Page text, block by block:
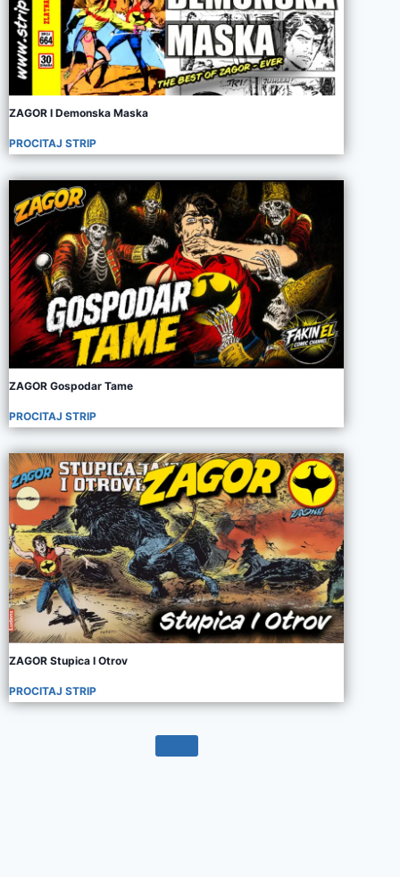
ZAGOR I Demonska Maska
PROCITAJ STRIP
ZAGOR Gospodar Tame
PROCITAJ STRIP
ZAGOR Stupica I Otrov
PROCITAJ STRIP